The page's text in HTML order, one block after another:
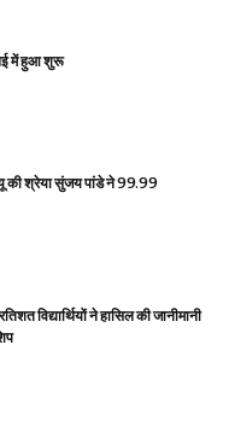
में हुआ शुरू
की श्रेया सुंजय पांडे ने 99.99
विद्यार्थियों ने हासिल की जानीमानी